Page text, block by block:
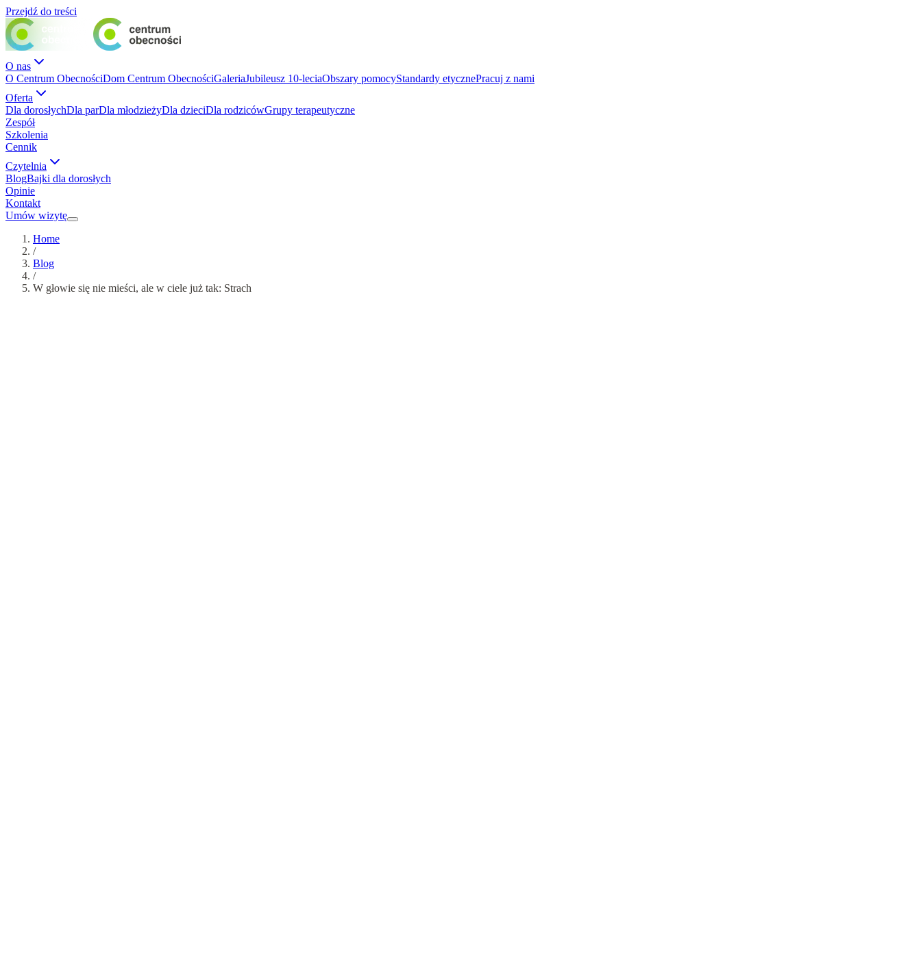
Przejdź do treści
O nas
O Centrum ObecnościDom Centrum ObecnościGaleriaJubileusz 10-leciaObszary pomocyStandardy etycznePracuj z nami
Oferta
Dla dorosłychDla parDla młodzieżyDla dzieciDla rodzicówGrupy terapeutyczne
Zespół
Szkolenia
Cennik
Czytelnia
BlogBajki dla dorosłych
Opinie
Kontakt
Umów wizytę
Home
/
Blog
/
W głowie się nie mieści, ale w ciele już tak: Strach